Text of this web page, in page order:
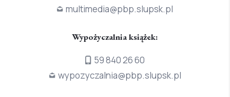
multimedia@pbp.slupsk.pl
Wypożyczalnia książek:
59 840 26 60
wypozyczalnia@pbp.slupsk.pl